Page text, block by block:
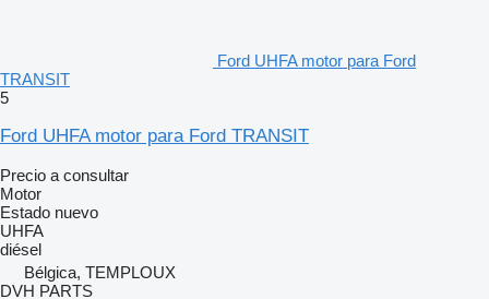
Ford UHFA motor para Ford
TRANSIT
5
Ford UHFA motor para Ford TRANSIT
Precio a consultar
Motor
Estado nuevo
UHFA
diésel
Bélgica, TEMPLOUX
DVH PARTS